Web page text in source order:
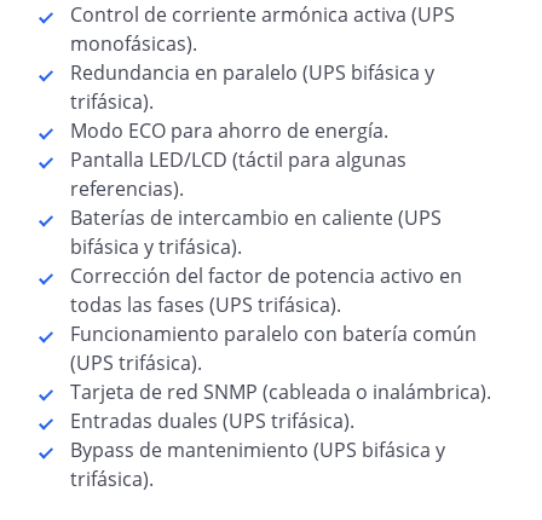
Control de corriente armónica activa (UPS
monofásicas).
Redundancia en paralelo (UPS bifásica y
trifásica).
Modo ECO para ahorro de energía.
Pantalla LED/LCD (táctil para algunas
referencias).
Baterías de intercambio en caliente (UPS
bifásica y trifásica).
Corrección del factor de potencia activo en
todas las fases (UPS trifásica).
Funcionamiento paralelo con batería común
(UPS trifásica).
Tarjeta de red SNMP (cableada o inalámbrica).
Entradas duales (UPS trifásica).
Bypass de mantenimiento (UPS bifásica y
trifásica).